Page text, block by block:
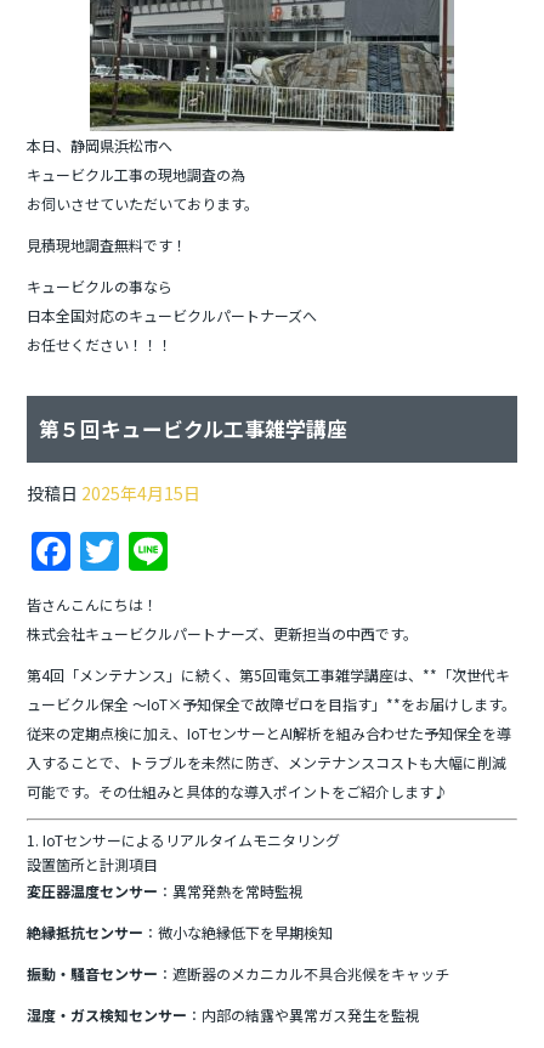
本日、静岡県浜松市へ
キュービクル工事の現地調査の為
お伺いさせていただいております。
見積現地調査無料です！
キュービクルの事なら
日本全国対応のキュービクルパートナーズへ
お任せください！！！
第５回キュービクル工事雑学講座
投稿日 2025年4月15日
F
a
c
e
b
o
o
k
T
w
itt
er
e
皆さんこんにちは！
株式会社キュービクルパートナーズ、更新担当の中西です。
第4回「メンテナンス」に続く、第5回電気工事雑学講座は、**「次世代キ
ュービクル保全 ～IoT×予知保全で故障ゼロを目指す」**をお届けします。
従来の定期点検に加え、IoTセンサーとAI解析を組み合わせた予知保全を導
入することで、トラブルを未然に防ぎ、メンテナンスコストも大幅に削減
可能です。その仕組みと具体的な導入ポイントをご紹介します♪
1. IoTセンサーによるリアルタイムモニタリング
設置箇所と計測項目
変圧器温度センサー ：異常発熱を常時監視
絶縁抵抗センサー ：微小な絶縁低下を早期検知
振動・騒音センサー ：遮断器のメカニカル不具合兆候をキャッチ
湿度・ガス検知センサー ：内部の結露や異常ガス発生を監視